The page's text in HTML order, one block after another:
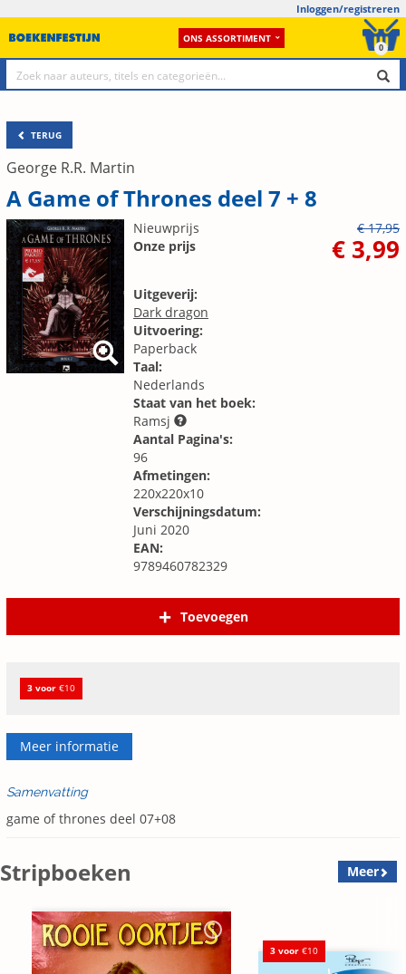
Inloggen/registreren
ONS ASSORTIMENT
0
TERUG
George R.R. Martin
A Game of Thrones deel 7 + 8
Nieuwprijs
€ 17,95
Onze prijs
€ 3,99
Uitgeverij:
Dark dragon
Uitvoering:
Paperback
Taal:
Nederlands
Staat van het boek:
Ramsj
Aantal Pagina's:
96
Afmetingen:
220x220x10
Verschijningsdatum:
Juni 2020
EAN:
9789460782329
Toevoegen
3 voor €10
Meer informatie
Samenvatting
game of thrones deel 07+08
Stripboeken Meer
3 voor €10